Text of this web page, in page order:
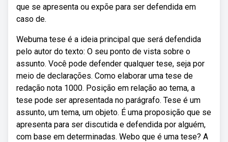
que se apresenta ou expõe para ser defendida em
caso de.
Webuma tese é a ideia principal que será defendida
pelo autor do texto: O seu ponto de vista sobre o
assunto. Você pode defender qualquer tese, seja por
meio de declarações. Como elaborar uma tese de
redação nota 1000. Posição em relação ao tema, a
tese pode ser apresentada no parágrafo. Tese é um
assunto, um tema, um objeto. É uma proposição que se
apresenta para ser discutida e defendida por alguém,
com base em determinadas. Webo que é uma tese? A